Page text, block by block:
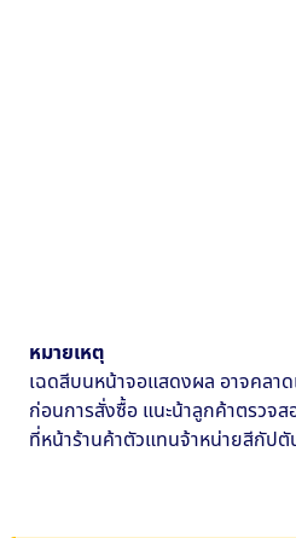
หมายเหตุ
เฉดสีบนหน้าจอแสดงผล อาจคลา
ก่อนการสั่งซื้อ แนะน้าลูกค้าตรวจ
ที่หน้าร้านค้าตัวแทนจ้าหน่ายสีกัปตั